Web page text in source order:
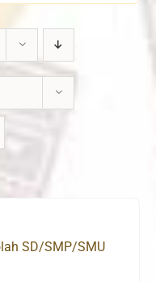
SD/SMP/SMU